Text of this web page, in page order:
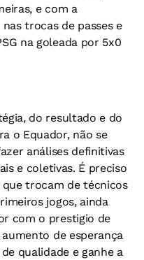
e com a
trocas de passes e
na goleada por 5x0
do resultado e do
o Equador, não se
análises definitivas
e coletivas. É preciso
que trocam de técnicos
jogos, ainda
com o prestigio de
de esperança
qualidade e ganhe a